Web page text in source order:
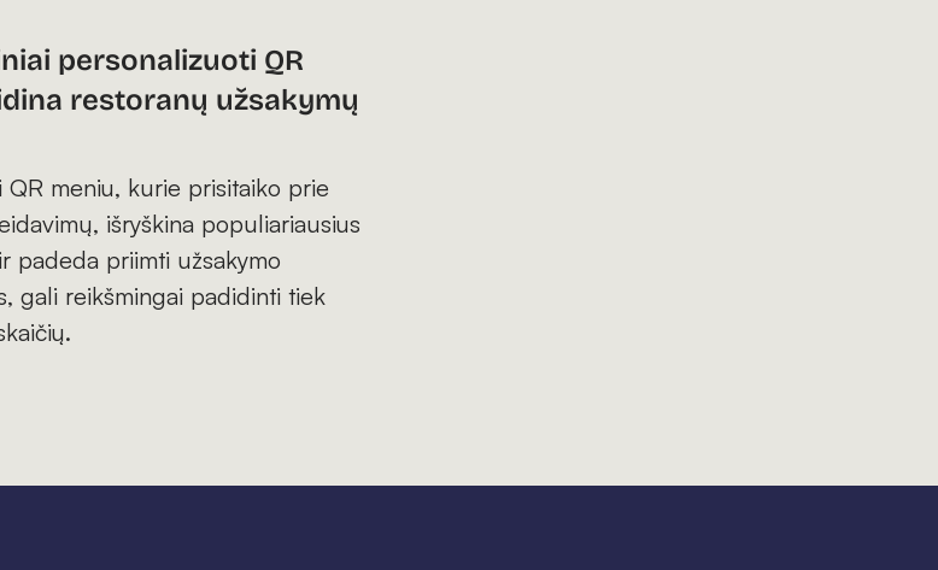
personalizuoti QR
restoranų užsakymų
QR meniu, kurie prisitaiko prie
išryškina populiariausius
padeda priimti užsakymo
gali reikšmingai padidinti tiek